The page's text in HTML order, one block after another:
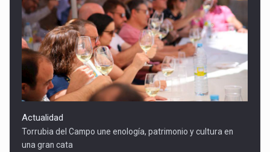
Actualidad
Torrubia del Campo une enología, patrimonio y cultura en
una gran cata